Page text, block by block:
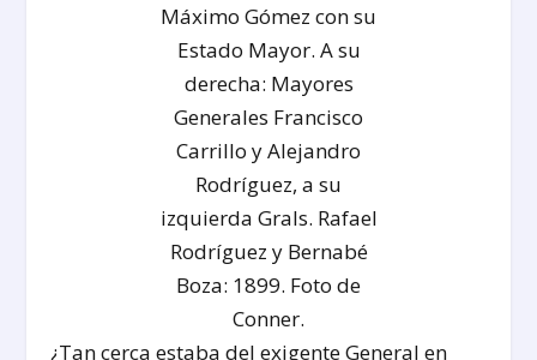
Máximo Gómez con su
Estado Mayor. A su
derecha: Mayores
Generales Francisco
Carrillo y Alejandro
Rodríguez, a su
izquierda Grals. Rafael
Rodríguez y Bernabé
Boza: 1899. Foto de
Conner.
¿Tan cerca estaba del exigente General en